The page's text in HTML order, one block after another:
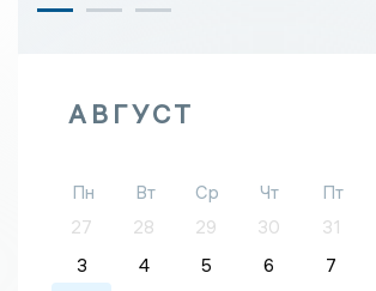
АВГУСТ
Пн Вт Ср Чт Пт
27
28 29 30 31
3
4 5 6 7